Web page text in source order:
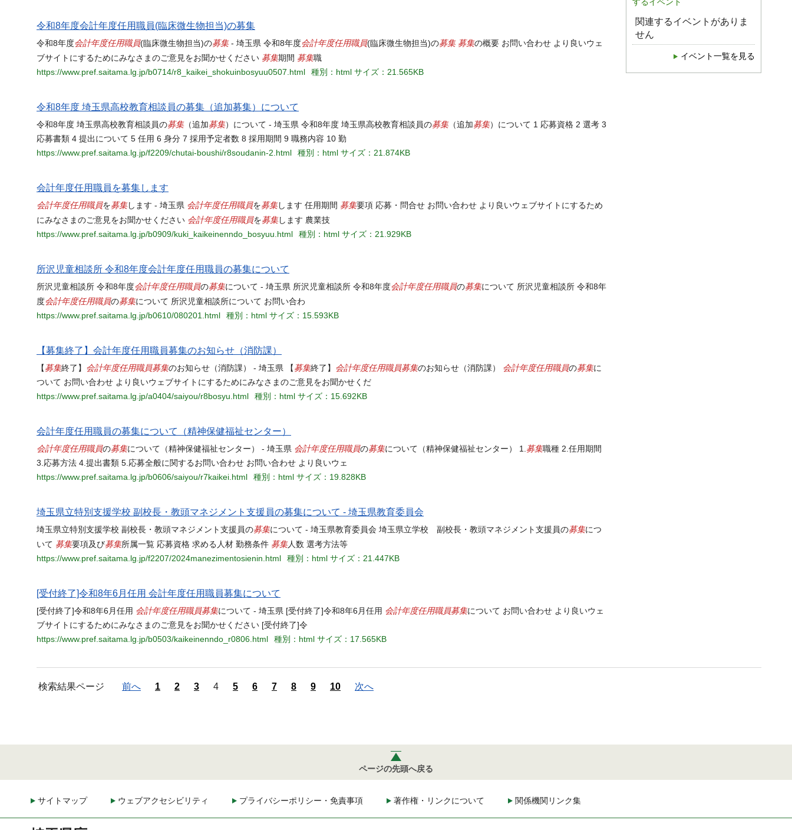
するイベント
関連するイベントがありま
せん
イベント一覧を見る
令和8年度会計年度任用職員(臨床微生物担当)の募集
令和8年度会計年度任用職員(臨床微生物担当)の募集- 埼玉県 令和8年度会計年度任用職員(臨床微生物担当)の募集 募集の概要 お問い合わせ より良いウェ
ブサイトにするためにみなさまのご意見をお聞かせください 募集期間 募集職
https://www.pref.saitama.lg.jp/b0714/r8_kaikei_shokuinbosyuu0507.html
種別：html サイズ：21.565KB
令和8年度 埼玉県高校教育相談員の募集（追加募集）について
令和8年度 埼玉県高校教育相談員の募集（追加募集）について - 埼玉県 令和8年度 埼玉県高校教育相談員の募集（追加募集）について 1 応募資格 2 選考 3
応募書類 4 提出について 5 任用 6 身分 7 採用予定者数 8 採用期間 9 職務内容 10 勤
https://www.pref.saitama.lg.jp/f2209/chutai-boushi/r8soudanin-2.html
種別：html サイズ：21.874KB
会計年度任用職員を募集します
会計年度任用職員を募集します - 埼玉県 会計年度任用職員を募集します 任用期間 募集要項 応募・問合せ お問い合わせ より良いウェブサイトにするため
にみなさまのご意見をお聞かせください 会計年度任用職員を募集します 農業技
https://www.pref.saitama.lg.jp/b0909/kuki_kaikeinenndo_bosyuu.html
種別：html サイズ：21.929KB
所沢児童相談所 令和8年度会計年度任用職員の募集について
所沢児童相談所 令和8年度会計年度任用職員の募集について - 埼玉県 所沢児童相談所 令和8年度会計年度任用職員の募集について 所沢児童相談所 令和8年
度会計年度任用職員の募集について 所沢児童相談所について お問い合わ
https://www.pref.saitama.lg.jp/b0610/080201.html
種別：html サイズ：15.593KB
【募集終了】会計年度任用職員募集のお知らせ（消防課）
【 募集終了】 会計年度任用職員募集のお知らせ（消防課） - 埼玉県 【 募集終了】 会計年度任用職員募集のお知らせ（消防課） 会計年度任用職員の募集に
ついて お問い合わせ より良いウェブサイトにするためにみなさまのご意見をお聞かせくだ
https://www.pref.saitama.lg.jp/a0404/saiyou/r8bosyu.html
種別：html サイズ：15.692KB
会計年度任用職員の募集について（精神保健福祉センター）
会計年度任用職員の募集について（精神保健福祉センター） - 埼玉県 会計年度任用職員の募集について（精神保健福祉センター） 1.募集職種 2.任用期間
3.応募方法 4.提出書類 5.応募全般に関するお問い合わせ お問い合わせ より良いウェ
https://www.pref.saitama.lg.jp/b0606/saiyou/r7kaikei.html
種別：html サイズ：19.828KB
埼玉県立特別支援学校 副校長・教頭マネジメント支援員の募集について - 埼玉県教育委員会
埼玉県立特別支援学校 副校長・教頭マネジメント支援員の募集について - 埼玉県教育委員会 埼玉県立学校 副校長・教頭マネジメント支援員の募集につ
いて 募集要項及び募集所属一覧 応募資格 求める人材 勤務条件 募集人数 選考方法等
https://www.pref.saitama.lg.jp/f2207/2024manezimentosienin.html
種別：html サイズ：21.447KB
[受付終了]令和8年6月任用 会計年度任用職員募集について
[受付終了]令和8年6月任用 会計年度任用職員募集について - 埼玉県 [受付終了]令和8年6月任用 会計年度任用職員募集について お問い合わせ より良いウェ
ブサイトにするためにみなさまのご意見をお聞かせください [受付終了]令
https://www.pref.saitama.lg.jp/b0503/kaikeinenndo_r0806.html
種別：html サイズ：17.565KB
検索結果ページ 前へ 1 2 3 4 5 6 7 8 9 10 次へ
ページの先頭へ戻る
サイトマップ ウェブアクセシビリティ プライバシーポリシー・免責事項 著作権・リンクについて 関係機関リンク集